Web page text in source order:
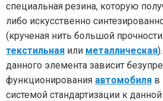
специальная резина, которую
либо искусственно
(крученая нить большой
текстильная или металлическая
данного элемента зависит
функционирования автомобиля в
системой стандартизации к